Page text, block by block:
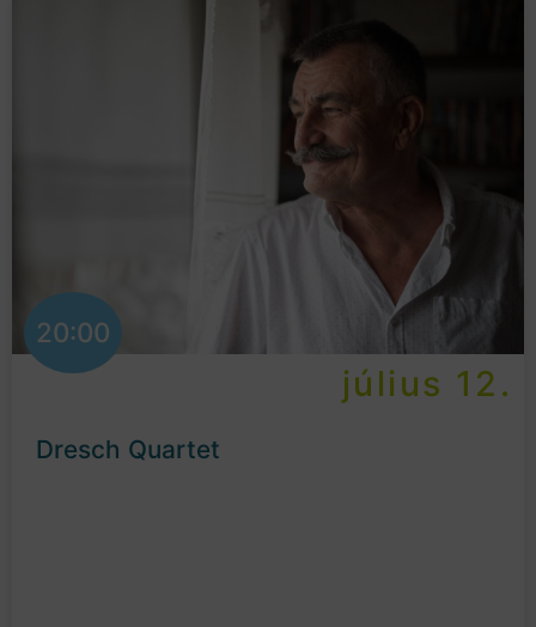
20:00
július 12.
Dresch Quartet